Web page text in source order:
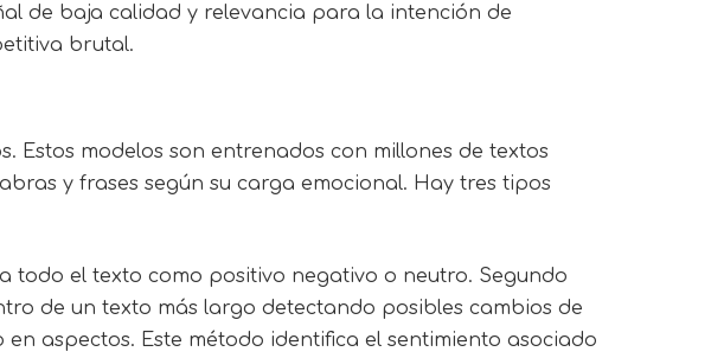
de baja calidad y relevancia para la intención de
brutal.
Estos modelos son entrenados con millones de textos
y frases según su carga emocional. Hay tres tipos
todo el texto como positivo negativo o neutro. Segundo
de un texto más largo detectando posibles cambios de
aspectos. Este método identifica el sentimiento asociado